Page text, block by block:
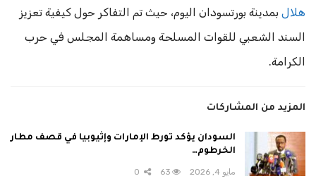
هلال بمدينة بورتسودان اليوم، حيث تم التفاكر حول كيفية تعزيز
السند الشعبي للقوات المسلحة ومساهمة المجلس في حرب
الكرامة.
المزيد من المشاركات
السودان يؤكد تورط الإمارات وإثيوبيا في قصف مطار
الخرطوم…
مايو 4, 2026 63